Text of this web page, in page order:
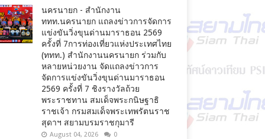
นครนายก - สำนักงาน
ททท.นครนายก แถลงข่าวการจัดการ
แข่งขันวิ่งขุนด่านมาราธอน 2569
ครั้งที่ 7การท่องเที่ยวแห่งประเทศไทย
(ททท.) สำนักงานนครนายก ร่วมกับ
หลายหน่วยงาน จัดแถลงข่าวการ
จัดการแข่งขันวิ่งขุนด่านมาราธอน
2569 ครั้งที่ 7 ชิงรางวัลถ้วย
พระราชทาน สมเด็จพระกนิษฐาธิ
ราชเจ้า กรมสมเด็จพระเทพรัตนราช
สุดาฯ สยามบรมราชกุมารี
August 04, 2026 0